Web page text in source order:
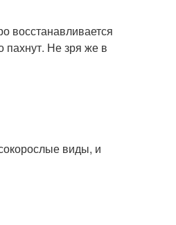
восстанавливается
пахнут. Не зря же в
виды, и